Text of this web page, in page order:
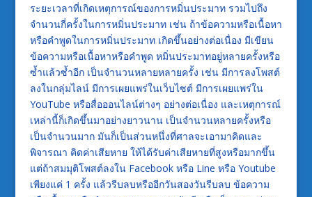
ระยะเวลาที่เกิดเหตุการณ์ของการหมิ่นประมาท รวมไปถึง
จำนวนกี่ครั้งในการหมิ่นประมาท เช่น ถ้าข้อความหรือเนื้อหา
หรือคำพูดในการหมิ่นประมาท เกิดขึ้นอย่างต่อเนื่อง มีเขียน
ข้อความหรือเนื้อหาหรือคำพูด หมิ่นประมาทอยู่หลายครั้งหรือ
ซ้ำแล้วซ้ำอีก เป็นจำนวนหลายหลายครั้ง เช่น มีการลงโพสต์
ลงในกลุ่มไลน์ มีการเผยแพร่ในเว็บไซต์ มีการเผยแพร่ใน
YouTube หรือสื่อออนไลน์ต่างๆ อย่างต่อเนื่อง และเหตุการณ์
เหล่านี้ก็เกิดขึ้นมาอย่างยาวนาน เป็นจำนวนหลายครั้งหรือ
เป็นจำนวนมาก มันก็เป็นส่วนหนึ่งที่ศาลจะเอามาคิดและ
พิจารณา คิดค่าเสียหาย ให้ได้รับค่าเสียหายที่สูงหรือมากขึ้น
แต่ถ้าสมมุติโพสต์ลงใน Facebook หรือ Line หรือ Youtube
เพียงแค่ 1 ครั้ง แล้วรีบลบหรืออีกวันสองวันรีบลบ ข้อความ